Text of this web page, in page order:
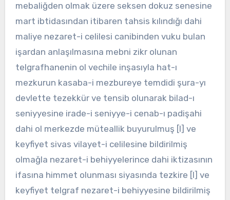
mebaliğden olmak üzere seksen dokuz senesine
mart ibtidasından itibaren tahsis kılındığı dahi
maliye nezaret-i celilesi canibinden vuku bulan
işardan anlaşılmasına mebni zikr olunan
telgrafhanenin ol vechile inşasıyla hat-ı
mezkurun kasaba-i mezbureye temdidi şura-yı
devlette tezekkür ve tensib olunarak bilad-ı
seniyyesine irade-i seniyye-i cenab-ı padişahi
dahi ol merkezde müteallik buyurulmuş [I] ve
keyfiyet sivas vilayet-i celilesine bildirilmiş
olmağla nezaret-i behiyyelerince dahi iktizasının
ifasına himmet olunması siyasında tezkire [I] ve
keyfiyet telgraf nezaret-i behiyyesine bildirilmiş